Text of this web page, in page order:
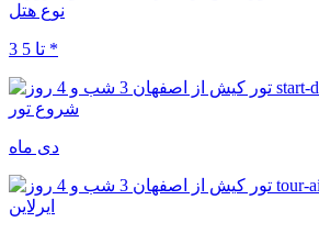
نوع هتل
3 تا 5 *
شروع تور
دی ماه
ایرلاین